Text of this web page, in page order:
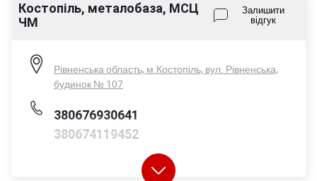
Пн-Пт - 08:00-17:00
Костопіль, металобаза, МСЦ
ЧМ
Залишити
відгук
Рівненська область, м.Костопіль, вул. Рівненська,
будинок № 107
380676930641
380674119452